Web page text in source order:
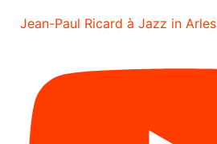
Jean-Paul Ricard à Jazz in Arles